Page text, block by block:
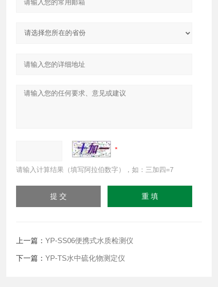
请输入计算结果（填写阿拉伯数字），如：三加四=7
上一篇：YP-SS06便携式水质检测仪
下一篇：YP-TS水中硫化物测定仪